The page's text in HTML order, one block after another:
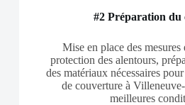
#2 Préparation du
Mise en place des mesures
protection des alentours,
des matériaux nécessaires
de couverture à
meilleures